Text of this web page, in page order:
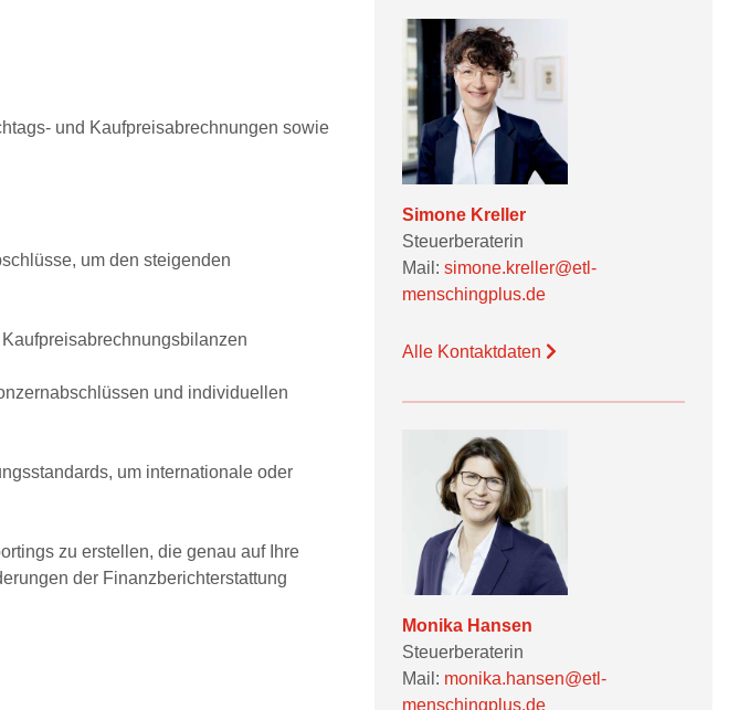
und Kaufpreisabrechnungen sowie
um den steigenden
und individuellen
um internationale oder
zu erstellen, die genau auf Ihre
der Finanzberichterstattung
Simone Kreller
Steuerberaterin
Mail: simone.kreller@etl-
menschingplus.de
Alle Kontaktdaten
Monika Hansen
Steuerberaterin
Mail: monika.hansen@etl-
menschingplus.de